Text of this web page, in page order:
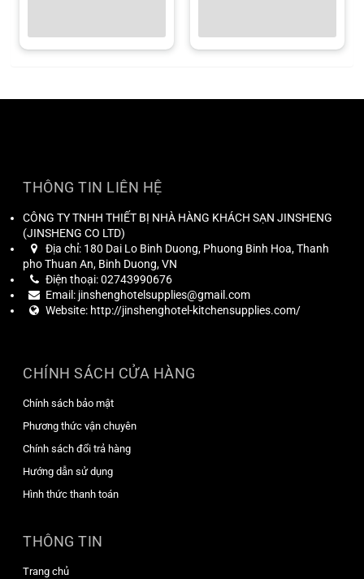
THÔNG TIN LIÊN HỆ
CÔNG TY TNHH THIẾT BỊ NHÀ HÀNG KHÁCH SẠN JINSHENG
(JINSHENG CO LTD)
Địa chỉ: 180 Dai Lo Binh Duong, Phuong Binh Hoa, Thanh
pho Thuan An, Binh Duong, VN
Điện thoại:02743990676
Email: jinshenghotelsupplies@gmail.com
Website: http://jinshenghotel-kitchensupplies.com/
CHÍNH SÁCH CỬA HÀNG
Chính sách bảo mật
Phương thức vận chuyên
Chính sách đổi trả hàng
Hướng dẫn sử dụng
Hình thức thanh toán
THÔNG TIN
Trang chủ